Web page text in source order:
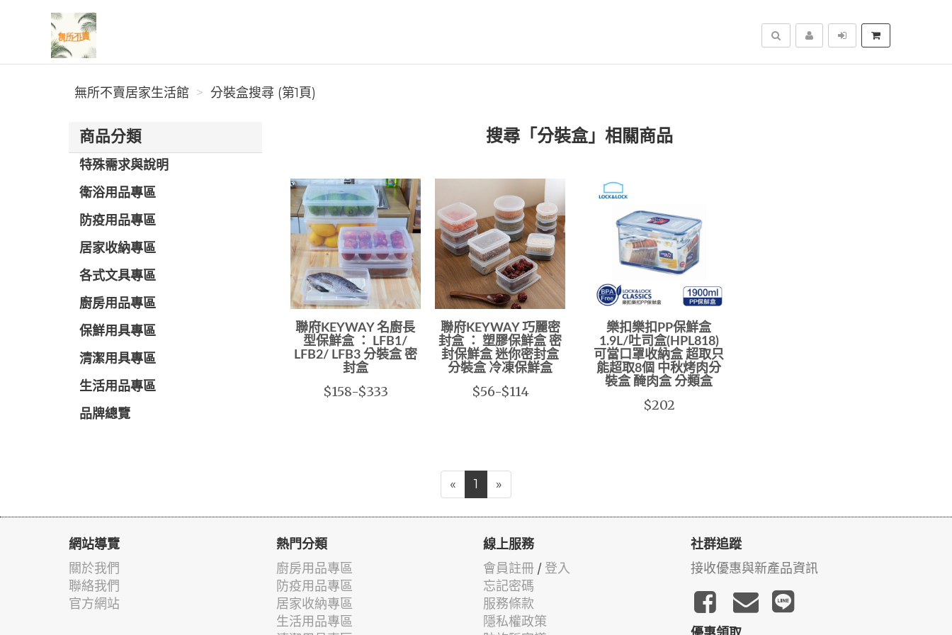
無所不賣居家生活館
搜尋
無所不賣居家生活館 分裝盒搜尋 (第1頁)
商品分類
特殊需求與說明
衛浴用品專區
防疫用品專區
居家收納專區
各式文具專區
廚房用品專區
保鮮用具專區
清潔用具專區
生活用品專區
品牌總覽
搜尋「分裝盒」相關商品
聯府KEYWAY 名廚長
型保鮮盒 ： LFB1/
LFB2/ LFB3 分裝盒 密
封盒
$158-$333
聯府KEYWAY 巧麗密
封盒 ： 塑膠保鮮盒 密
封保鮮盒 迷你密封盒
分裝盒 冷凍保鮮盒
$56-$114
樂扣樂扣PP保鮮盒
1.9L/吐司盒(HPL818)
可當口罩收納盒 超取只
能超取8個 中秋烤肉分
裝盒 醃肉盒 分類盒
$202
« 1 »
網站導覽
關於我們
聯絡我們
官方網站
熱門分類
廚房用品專區
防疫用品專區
居家收納專區
生活用品專區
線上服務
會員註冊 / 登入
忘記密碼
服務條款
隱私權政策
社群追蹤
接收優惠與新產品資訊